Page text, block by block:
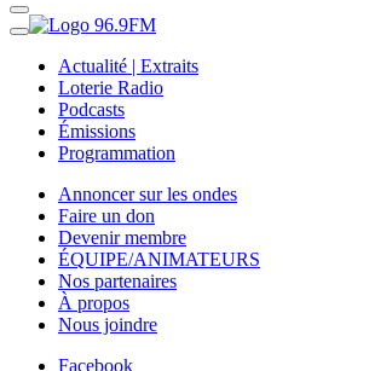
Actualité | Extraits
Loterie Radio
Podcasts
Émissions
Programmation
Annoncer sur les ondes
Faire un don
Devenir membre
ÉQUIPE/ANIMATEURS
Nos partenaires
À propos
Nous joindre
Facebook